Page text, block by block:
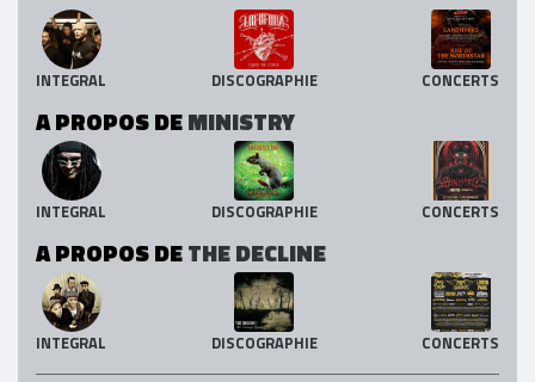
INTEGRAL DISCOGRAPHIE CONCERTS
A PROPOS DEMINISTRY
INTEGRAL DISCOGRAPHIE CONCERTS
A PROPOS DETHE DECLINE
INTEGRAL DISCOGRAPHIE CONCERTS